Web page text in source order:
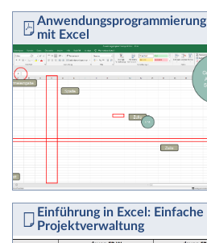
Anwendungsprogrammierung
mit Excel
Einführung in Excel: Einfache
Projektverwaltung